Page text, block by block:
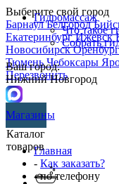
Выберите свой город
БарнаулБелгород
ЕкатеринбургИжевск
Новосибирск
ТюменьЧебоксары
Перезвонить
Гидромассаж
Что такое
Собрать
Ваш город:
Нижний Новгород
Магазины
Каталог
товаровГлавная
- Как заказать?
- по телефону